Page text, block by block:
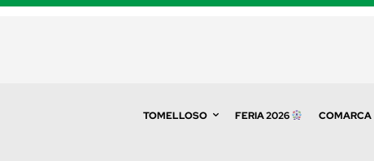
TOMELLOSO FERIA 2026 COMARCA